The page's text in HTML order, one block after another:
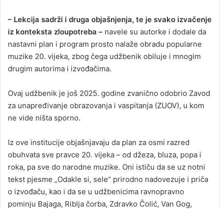
– Lekcija sadrži i druga objašnjenja, te je svako izvačenje
iz konteksta zloupotreba – navele su autorke i dodale da
nastavni plan i program prosto nalaže obradu popularne
muzike 20. vijeka, zbog čega udžbenik obiluje i mnogim
drugim autorima i izvođačima.
Ovaj udžbenik je još 2025. godine zvanično odobrio Zavod
za unapređivanje obrazovanja i vaspitanja (ZUOV), u kom
ne vide ništa sporno.
Iz ove institucije objašnjavaju da plan za osmi razred
obuhvata sve pravce 20. vijeka – od džeza, bluza, popa i
roka, pa sve do narodne muzike. Oni ističu da se uz notni
tekst pjesme „Odakle si, sele“ prirodno nadovezuje i priča
o izvođaču, kao i da se u udžbenicima ravnopravno
pominju Bajaga, Riblja čorba, Zdravko Čolić, Van Gog,